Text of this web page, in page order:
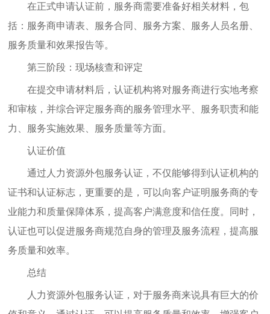
在正式申请认证前，服务商需要准备好相关材料，包
括：服务商申请表、服务合同、服务方案、服务人员名册、
服务质量和效果报告等。
第三阶段：现场核查和评定
在提交申请材料后，认证机构将对服务商进行实地考察
和审核，并综合评定服务商的服务管理水平、服务职责和能
力、服务实施效果、服务质量等方面。
认证价值
通过人力资源外包服务认证，不仅能够得到认证机构的
证书和认证标志，更重要的是，可以向客户证明服务商的专
业能力和质量保障体系，提高客户满意度和信任度。同时，
认证也可以促进服务商规范自身的管理及服务流程，提高服
务质量和效率。
总结
人力资源外包服务认证，对于服务商来说具有巨大的价